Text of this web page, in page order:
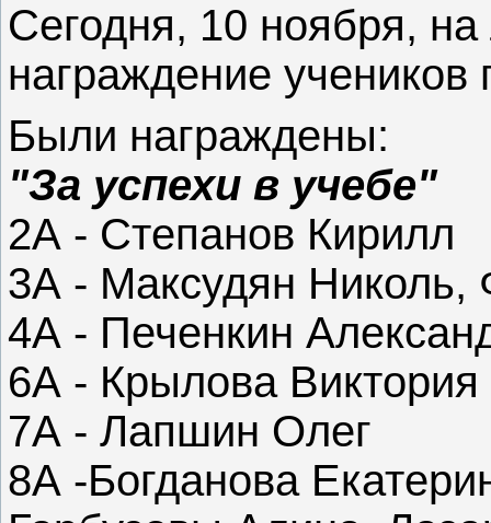
Сегодня, 10 ноября, на
награждение учеников
Были награждены:
"За успехи в учебе"
2А - Степанов Кирилл
3А - Максудян Николь,
4А - Печенкин
6А - Крылова
7А - Лапшин Олег
8А -Богданова